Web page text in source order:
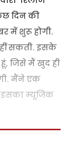
दिन की
में शुरू होगी.
सकती. इसके
जिसे मैं खुद ही
मैंने एक
इसका म्यूजिक